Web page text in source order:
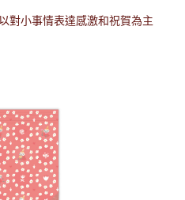
小事情表達感激和祝賀為主